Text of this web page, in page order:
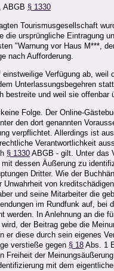
, ABGB § 1330
Tourismusgesellschaft
ursprüngliche Eintragung
"Warnung vor Haus M***,
nach Aufforderung.
Verfügung ab,
Unterlassungsbegehren
bestreite und weil sie offenbar
Folge. Der Online-
den dort genannten
verpflichtet. Allerdings ist
Verantwortlichkeit
§ 1330 ABGB - gilt. Unter das
dessen Äußerung zu
Dritter. Wie der
Unwahrheit von
und seine Mitarbeiter die
im Rundfunk auf, bei
werden. In Anlehnung an die
der Beitrag gebe die
er diese durch sein eigenes
verstieße gegen § 18 Abs. 1
Freiheit der
mit dem